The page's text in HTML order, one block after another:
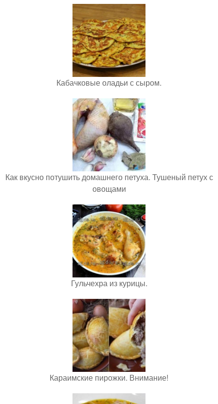
Кабачковые оладьи с сыром.
Как вкусно потушить домашнего петуха. Тушеный петух с
овощами
Гульчехра из курицы.
Караимские пирожки. Внимание!